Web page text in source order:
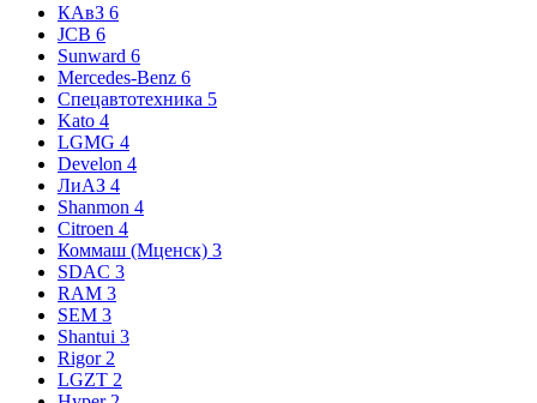
КАвЗ 6
JCB 6
Sunward 6
Mercedes-Benz 6
Спецавтотехника 5
Kato 4
LGMG 4
Develon 4
ЛиАЗ 4
Shanmon 4
Citroen 4
Коммаш (Мценск) 3
SDAC 3
RAM 3
SEM 3
Shantui 3
Rigor 2
LGZT 2